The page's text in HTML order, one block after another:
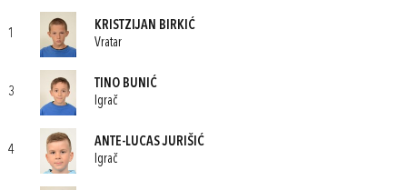
1
KRISTZIJAN BIRKIĆ
Vratar
3
TINO BUNIĆ
Igrač
4
ANTE-LUCAS JURIŠIĆ
Igrač